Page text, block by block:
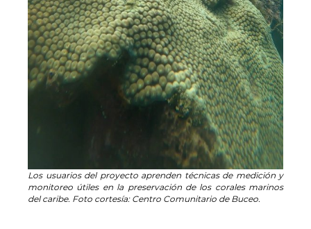
Los usuarios del proyecto aprenden técnicas de medición y
monitoreo útiles en la preservación de los corales marinos
del caribe. Foto cortesía: Centro Comunitario de Buceo.